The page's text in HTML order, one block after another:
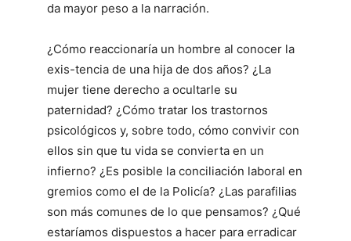
da mayor peso a la narración.
¿Cómo reaccionaría un hombre al conocer la
exis-tencia de una hija de dos años? ¿La
mujer tiene derecho a ocultarle su
paternidad? ¿Cómo tratar los trastornos
psicológicos y, sobre todo, cómo convivir con
ellos sin que tu vida se convierta en un
infierno? ¿Es posible la conciliación laboral en
gremios como el de la Policía? ¿Las parafilias
son más comunes de lo que pensamos? ¿Qué
estaríamos dispuestos a hacer para erradicar